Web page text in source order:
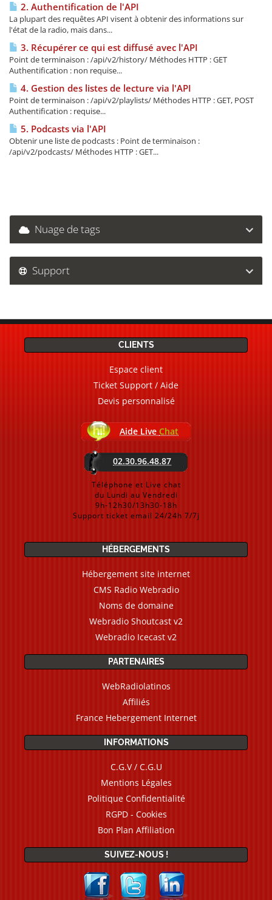
2. Authentification de l'API
La plupart des requêtes API visent à obtenir des informations sur
l'état de la radio, mais dans...
3. Récupérer ce qui est diffusé avec l'API
Point de terminaison : /api/v2/history/ Méthodes HTTP : GET
Authentification : non requise...
4. Gestion des listes de lecture via l'API
Point de terminaison : /api/v2/playlists/ Méthodes HTTP : GET, POST
Authentification : requise...
5. Podcasts via l'API
Obtenir une liste de podcasts : Point de terminaison :
/api/v2/podcasts/ Méthodes HTTP : GET...
Nuage de tags
Support
CLIENTS
Espace client
Ticket Support / Aide
Devis personnalisé
Aide Live Chat
02.30.96.48.87
Téléphone et Live chat
du Lundi au Vendredi
9h-12h30/13h30-18h
Support ticket email 24/24h 7/7j
HÉBERGEMENTS
Hébergement site internet
CMS Radio Webradio
Noms de domaine
Webradio Shoutcast v2
Webradio Icecast v2
PARTENAIRES
WebRadiolatinos
Affiliés
France Hebergement Internet
INFORMATIONS
C.G.V / C.G.U
Mentions Légales
Politique Confidentialité
RGPD - Cookies
Bon Plan Affiliation
SUIVEZ-NOUS !